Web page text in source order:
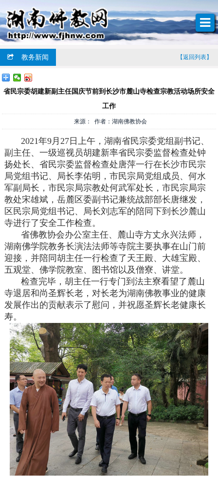
教务新闻 【返回列表】
省民宗委胡建新副主任国庆节前到长沙市麓山寺检查宗教活动场所安全
工作
来源： 作者：湖南佛教协会
2021年9月27日上午，湖南省民宗委党组副书记、
副主任、一级巡视员胡建新率省民宗委监督检查处钟
扬处长、省民宗委监督检查处唐萍一行在长沙市民宗
局党组书记、局长李佑明，市民宗局党组成员、何水
军副局长，市民宗局宗教处何武军处长，市民宗局宗
教处宋雄斌，岳麓区委副书记兼统战部部长唐继发，
区民宗局党组书记、局长刘志军的陪同下到长沙麓山
寺进行了安全工作检查。
省佛教协会办公室主任、麓山寺方丈永兴法师，
湖南佛学院教务长演法法师等寺院主要执事在山门前
迎接，并陪同胡主任一行检查了天王殿、大雄宝殿、
五观堂、佛学院教室、图书馆以及僧寮、讲堂。
检查完毕，胡主任一行专门到法主寮看望了麓山
寺退居和尚圣辉长老，对长老为湖南佛教事业的健康
发展作出的贡献表示了慰问，并祝愿圣辉长老健康长
寿。